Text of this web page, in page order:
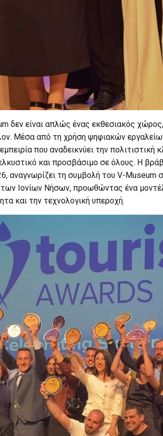
δεν είναι απλώς ένας εκθεσιακός
Μέσα από τη χρήση ψηφιακών
που αναδεικνύει την
και προσβάσιμο σε όλους. Η
αναγνωρίζει τη συμβολή του V-Museum
Ιονίων Νήσων, προωθώντας ένα
και την τεχνολογική υπεροχή.